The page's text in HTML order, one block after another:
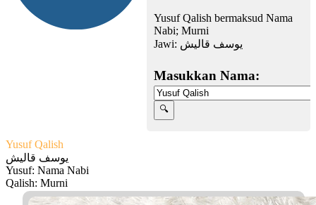
Yusuf Qalish bermaksud Nama
Nabi; Murni
Jawi: يوسف قاليش
Masukkan Nama:
Yusuf Qalish
يوسف قاليش
Yusuf: Nama Nabi
Qalish: Murni